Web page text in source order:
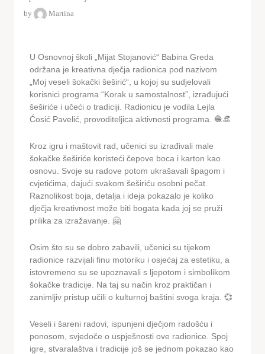
by
Martina
U Osnovnoj školi „Mijat Stojanović“ Babina Greda
održana je kreativna dječja radionica pod nazivom
„Moj veseli šokački šeširić“, u kojoj su sudjelovali
korisnici programa “Korak u samostalnost”, izrađujući
šeširiće i učeći o tradiciji. Radionicu je vodila Lejla
Ćosić Pavelić, provoditeljica aktivnosti programa. 🧶👒
Kroz igru i maštovit rad, učenici su izrađivali male
šokačke šeširiće koristeći čepove boca i karton kao
osnovu. Svoje su radove potom ukrašavali špagom i
cvjetićima, dajući svakom šeširiću osobni pečat.
Raznolikost boja, detalja i ideja pokazalo je koliko
dječja kreativnost može biti bogata kada joj se pruži
prilika za izražavanje. 🤗
Osim što su se dobro zabavili, učenici su tijekom
radionice razvijali finu motoriku i osjećaj za estetiku, a
istovremeno su se upoznavali s ljepotom i simbolikom
šokačke tradicije. Na taj su način kroz praktičan i
zanimljiv pristup učili o kulturnoj baštini svoga kraja. 💞
Veseli i šareni radovi, ispunjeni dječjom radošću i
ponosom, svjedoče o uspješnosti ove radionice. Spoj
igre, stvaralaštva i tradicije još se jednom pokazao kao